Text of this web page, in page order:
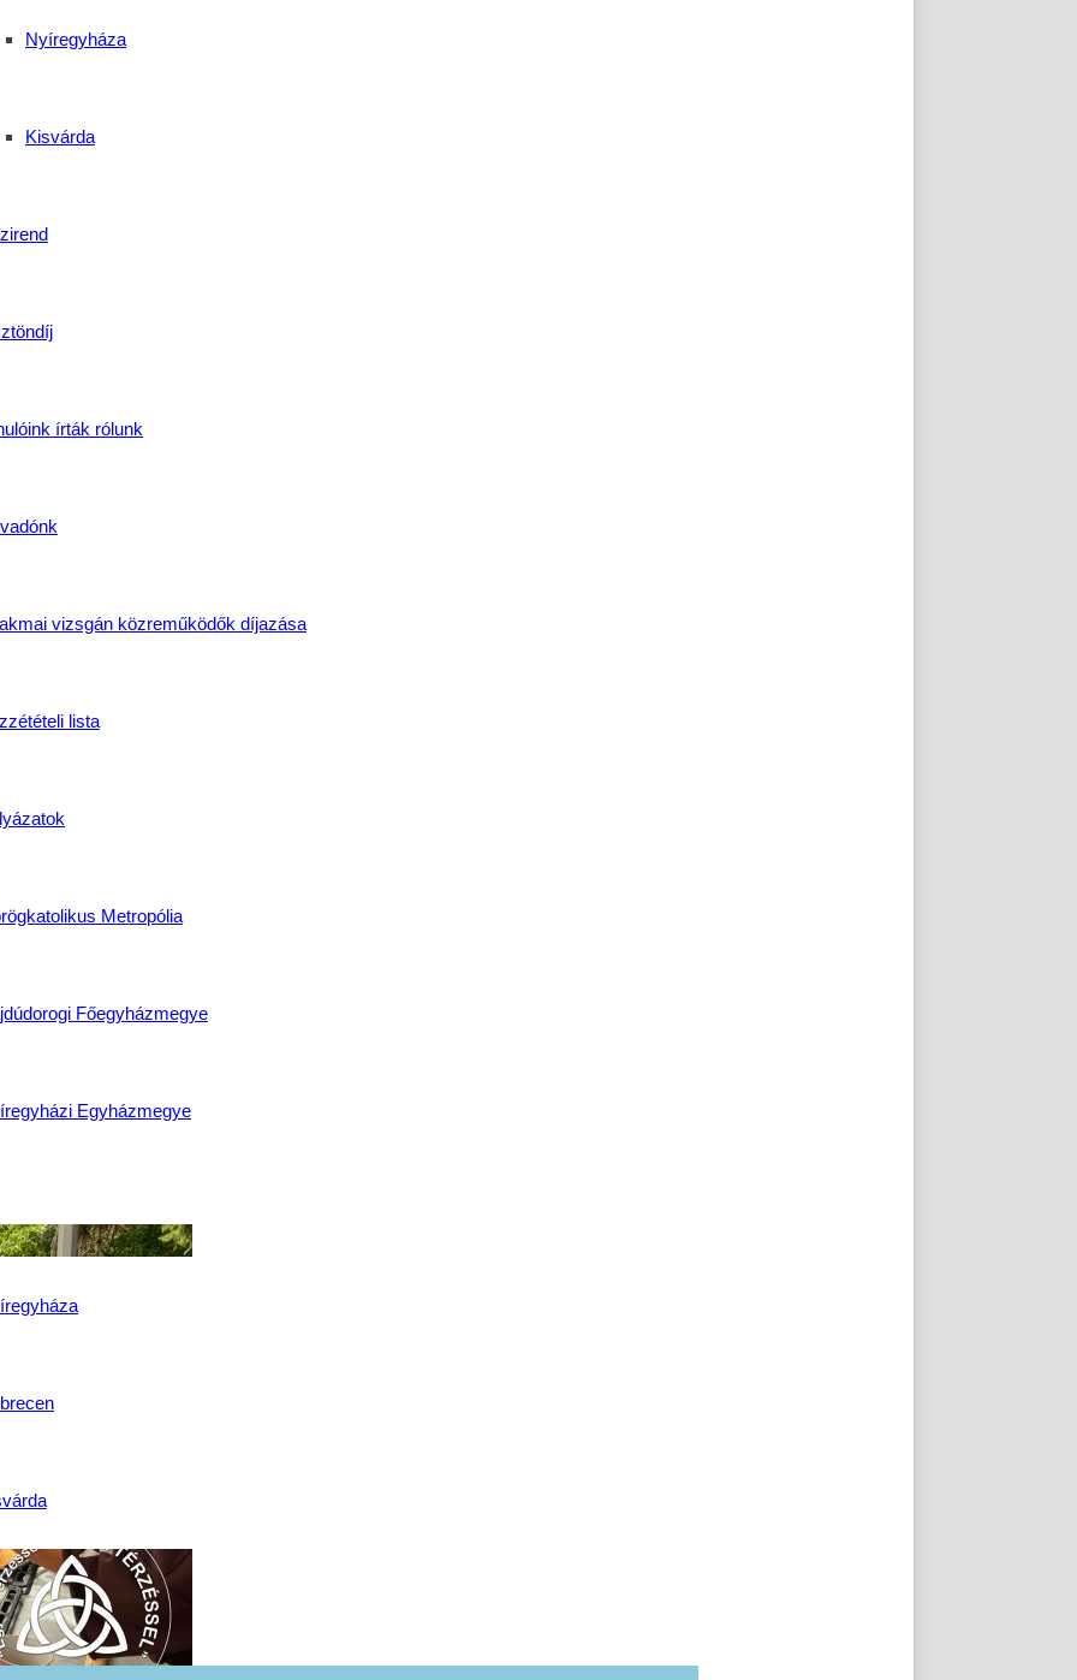
Nyíregyháza
Kisvárda
írták rólunk
vizsgán közreműködők díjazása
lista
Metropólia
Főegyházmegye
Egyházmegye